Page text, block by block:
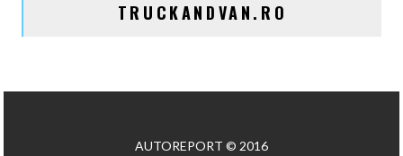
TRUCKANDVAN.RO
AUTOREPORT © 2016